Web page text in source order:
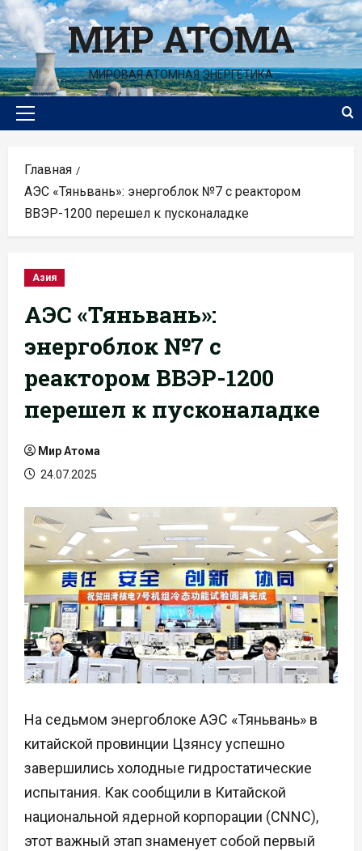
Перейти
к
содержимомуМИР АТОМА
МИРОВАЯ АТОМНАЯ ЭНЕРГЕТИКА
Основное
Главная
АЭС «Тяньвань»: энергоблок №7 с реактором
ВВЭР-1200 перешел к пусконаладке
Азия
АЭС «Тяньвань»:
энергоблок №7 с
реактором ВВЭР-1200
перешел к пусконаладке
Мир Атома
24.07.2025
На седьмом энергоблоке АЭС «Тяньвань» в
китайской провинции Цзянсу успешно
завершились холодные гидростатические
испытания. Как сообщили в Китайской
национальной ядерной корпорации (CNNC),
этот важный этап знаменует собой первый